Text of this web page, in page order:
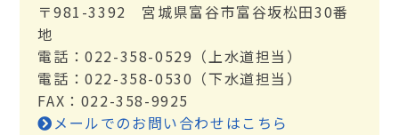
〒981-3392 宮城県富谷市富谷坂松田30番
地
電話：022-358-0529（上水道担当）
電話：022-358-0530（下水道担当）
FAX：022-358-9925
メールでのお問い合わせはこちら